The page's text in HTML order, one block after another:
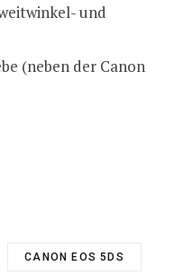
und
(neben der Canon
CANON EOS 5DS